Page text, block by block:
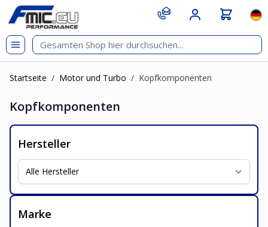
Zum Inhalt springen
git s
Startseite / Motor und Turbo / Kopfkomponenten
Kopfkomponenten
Hersteller
Marke